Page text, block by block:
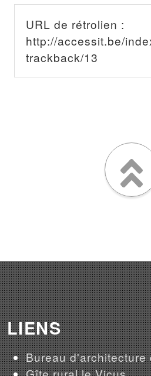
URL de rétrolien :
http://accessit.be/
trackback/13
LIENS
Bureau d'architecture